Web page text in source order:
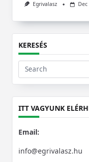
Egrivalasz
KERESÉS
Search
for:
ITT VAGYUNK
Email:
info@egrivalasz.hu